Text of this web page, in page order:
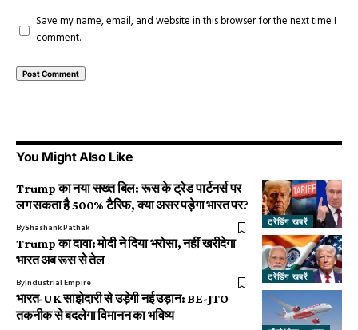
Save my name, email, and website in this browser for the next time I
comment.
You Might Also Like
ट्रेंडिंग खबरें
Trump का नया सख्त बिल: रूस के ट्रेड पार्टनर्स पर
लग सकता है 500% टैरिफ, क्या असर पड़ेगा भारत पर?
ByShashank Pathak
ट्रेंडिंग खबरें
Trump का दावा: मोदी ने दिया भरोसा, नहीं खरीदेगा
भारत अब रूस से तेल
ByIndustrial Empire
भारत-UK साझेदारी से उड़ेगी नई उड़ान: BE-JTO
तकनीक से बदलेगा विमानन का भविष्य